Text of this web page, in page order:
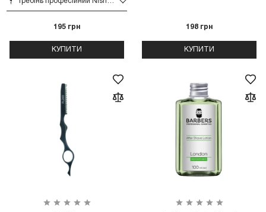
195 грн
КУПИТИ
198 грн
КУПИТИ